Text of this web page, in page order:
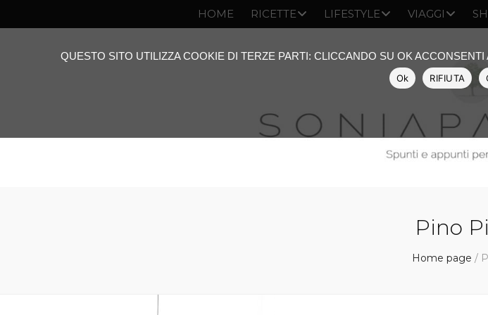
HOME RICETTE LIFESTYLE VIAGGI
Pino
Home page /
QUESTO SITO UTILIZZA COOKIE DI TERZE PARTI: CLICCANDO SU OK
Ok RIFIUTA